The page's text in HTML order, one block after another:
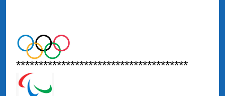
**************************************